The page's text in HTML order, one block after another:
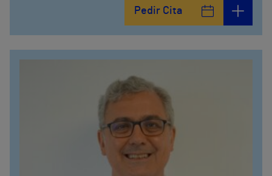
Pedir Cita